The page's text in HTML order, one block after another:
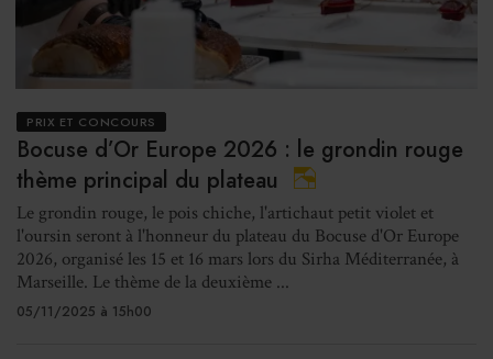
PRIX ET CONCOURS
Bocuse d’Or Europe 2026 : le grondin rouge
thème principal du plateau
Le grondin rouge, le pois chiche, l'artichaut petit violet et
l'oursin seront à l'honneur du plateau du Bocuse d'Or Europe
2026, organisé les 15 et 16 mars lors du Sirha Méditerranée, à
Marseille. Le thème de la deuxième ...
05/11/2025 à 15h00